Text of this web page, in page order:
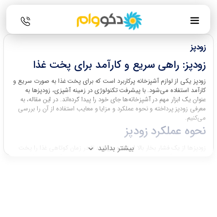
زودپز
زودپز: راهی سریع و کارآمد برای پخت غذا
زودپز یکی از لوازم آشپزخانه پرکاربرد است که برای پخت غذا به صورت سریع و
کارآمد استفاده می‌شود. با پیشرفت تکنولوژی در زمینه آشپزی، زودپزها به
عنوان یک ابزار مهم در آشپزخانه‌ها جای خود را پیدا کرده‌اند. در این مقاله، به
معرفی زودپز پرداخته و نحوه عملکرد و مزایا و معایب استفاده از آن را بررسی
می‌کنیم.
نحوه عملکرد زودپز
زودپزها از یک فشار بخار بالا استفاده می‌کنند تا در زمان کوتاهی غذا را پخت
بیشتر بدانید